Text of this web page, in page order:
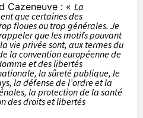
Cazeneuve : « La
que certaines des
floues ou trop générales. Je
que les motifs pouvant
vie privée sont, aux termes du
la convention européenne de
et des libertés
la sûreté publique, le
la défense de l’ordre et la
la protection de la santé
des droits et libertés